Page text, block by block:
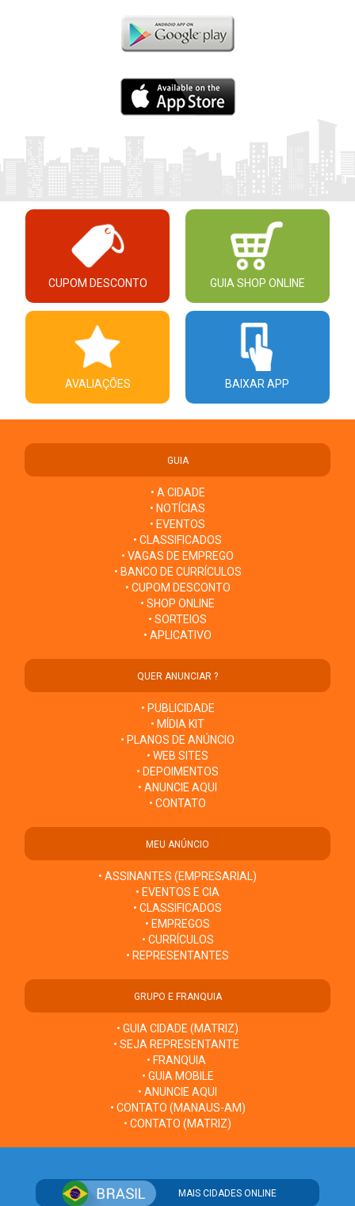
CUPOM DESCONTO GUIA SHOP ONLINE
AVALIAÇÕES BAIXAR APP
GUIA
• A CIDADE
• NOTÍCIAS
• EVENTOS
• CLASSIFICADOS
• VAGAS DE EMPREGO
• BANCO DE CURRÍCULOS
• CUPOM DESCONTO
• SHOP ONLINE
• SORTEIOS
• APLICATIVO
QUER ANUNCIAR ?
• PUBLICIDADE
• MÍDIA KIT
• PLANOS DE ANÚNCIO
• WEB SITES
• DEPOIMENTOS
• ANUNCIE AQUI
• CONTATO
MEU ANÚNCIO
• ASSINANTES (EMPRESARIAL)
• EVENTOS E CIA
• CLASSIFICADOS
• EMPREGOS
• CURRÍCULOS
• REPRESENTANTES
GRUPO E FRANQUIA
• GUIA CIDADE (MATRIZ)
• SEJA REPRESENTANTE
• FRANQUIA
• GUIA MOBILE
• ANUNCIE AQUI
• CONTATO (MANAUS-AM)
• CONTATO (MATRIZ)
MAIS CIDADES ONLINE